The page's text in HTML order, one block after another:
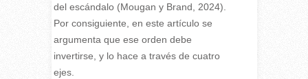
del escándalo (Mougan y Brand, 2024).
Por consiguiente, en este artículo se
argumenta que ese orden debe
invertirse, y lo hace a través de cuatro
ejes.